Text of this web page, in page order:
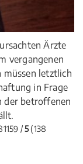
Ärzte
vergangenen
müssen letztlich
in Frage
der betroffenen
/5(138